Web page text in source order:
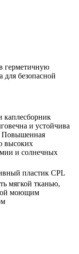
герметичную
для безопасной
каплесборник
и устойчива
Повышенная
высоких
и солнечных
пластик CPL
мягкой тканью,
моющим